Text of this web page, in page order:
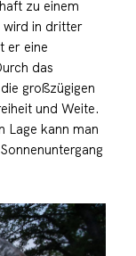
zu einem
in dritter
er eine
das
großzügigen
und Weite.
Lage kann man